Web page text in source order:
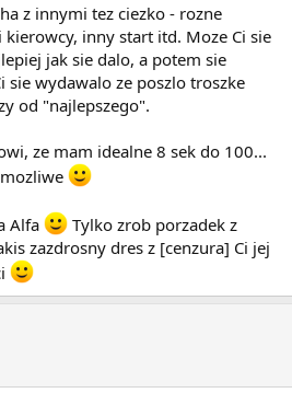
z innymi tez ciezko - rozne
inny start itd. Moze Ci sie
jak sie dalo, a potem sie
sie wydawalo ze poszlo troszke
od "najlepszego".
ze mam idealne 8 sek do 100...
Alfa
Tylko zrob porzadek z
zazdrosny dres z [cenzura] Ci jej